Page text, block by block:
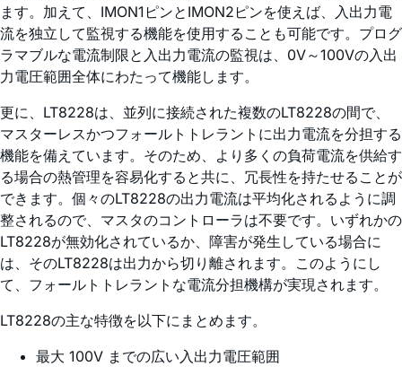
ます。加えて、IMON1ピンとIMON2ピンを使えば、入出力電
流を独立して監視する機能を使用することも可能です。プログ
ラマブルな電流制限と入出力電流の監視は、0V～100Vの入出
力電圧範囲全体にわたって機能します。
更に、LT8228は、並列に接続された複数のLT8228の間で、
マスターレスかつフォールトトレラントに出力電流を分担する
機能を備えています。そのため、より多くの負荷電流を供給す
る場合の熱管理を容易化すると共に、冗長性を持たせることが
できます。個々のLT8228の出力電流は平均化されるように調
整されるので、マスタのコントローラは不要です。いずれかの
LT8228が無効化されているか、障害が発生している場合に
は、そのLT8228は出力から切り離されます。このようにし
て、フォールトトレラントな電流分担機構が実現されます。
LT8228の主な特徴を以下にまとめます。
最大 100V までの広い入出力電圧範囲